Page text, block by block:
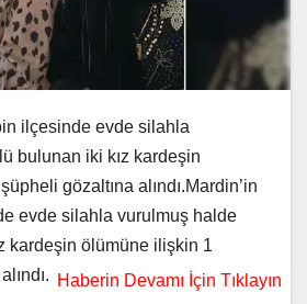
ilçesinde evde silahla
bulunan iki kız kardeşin
gözaltına alındı.Mardin’in
evde silahla vurulmuş halde
kardeşin ölümüne ilişkin 1